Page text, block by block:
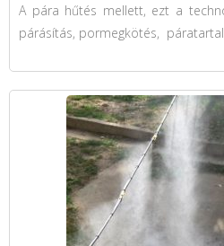
A pára hűtés mellett, ezt a
párásítás, pormegkötés,